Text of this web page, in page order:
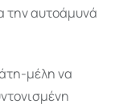
την αυτοάμυνά
μέλη να